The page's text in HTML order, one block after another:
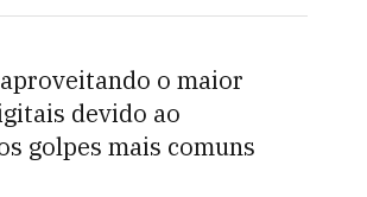
o maior
devido ao
golpes mais comuns